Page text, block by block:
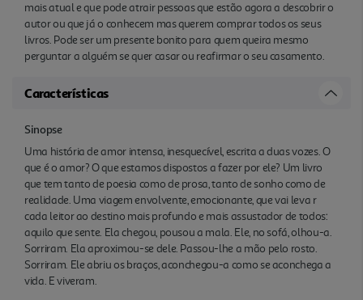
mais atual e que pode atrair pessoas que estão agora a descobrir o
autor ou que já o conhecem mas querem comprar todos os seus
livros. Pode ser um presente bonito para quem queira mesmo
perguntar a alguém se quer casar ou reafirmar o seu casamento.
Características
Sinopse
Uma história de amor intensa, inesquecível, escrita a duas vozes. O
que é o amor? O que estamos dispostos a fazer por ele? Um livro
que tem tanto de poesia como de prosa, tanto de sonho como de
realidade. Uma viagem envolvente, emocionante, que vai leva r
cada leitor ao destino mais profundo e mais assustador de todos:
aquilo que sente. Ela chegou, pousou a mala. Ele, no sofá, olhou-a.
Sorriram. Ela aproximou-se dele. Passou-lhe a mão pelo rosto.
Sorriram. Ele abriu os braços, aconchegou-a como se aconchega a
vida. E viveram.